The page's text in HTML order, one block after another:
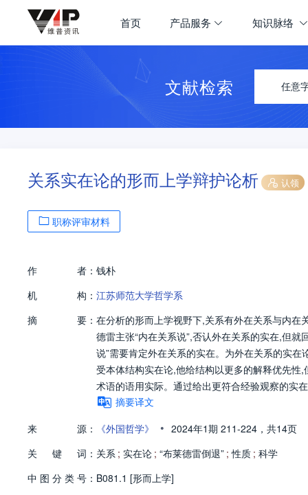
首页 产品服务 知识脉络
文献检索 任意
关系实在论的形而上学辩护论析 认领
职称评审材料
作 者： 钱朴
机
构： 江苏师范大学哲学系
摘
要： 在分析的形而上学视野下,关系有外在关系与内在
德雷主张“内在关系说”,否认外在关系的实在,但
说”需要肯定外在关系的实在。为外在关系的实
受本体结构实在论,他给结构以更多的解释优先
术语的语用实际。通过给出更符合经验观察的实
摘要译文
来
源： 《外国哲学》 • 2024年1期 211-224， 共14页
关
键 词： 关系 ; 实在论 ; “布莱德雷倒退” ; 性质 ; 科学
中 图 分 类 号： B081.1 [形而上学]